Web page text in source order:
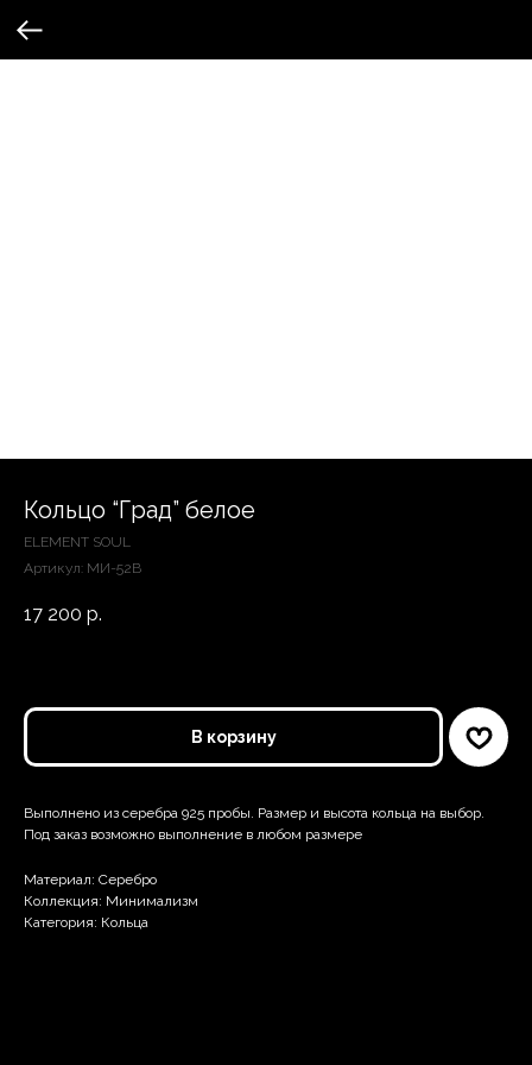
Кольцо “Град” белое
ELEMENT SOUL
Артикул: МИ-52В
17 200 р.
В корзину
Выполнено из серебра 925 пробы. Размер и высота кольца на выбор.
Под заказ возможно выполнение в любом размере
Материал: Серебро
Коллекция: Минимализм
Категория: Кольца